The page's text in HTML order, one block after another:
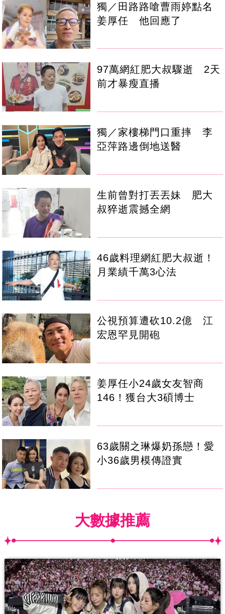
獨／田路路嗆曹雨婷點名
姜厚任 他回應了
97萬網紅肥大叔驟逝 2天
前才暴瘦直播
獨／家樓梯門口重摔 李
亞萍路邊倒地送醫
生前曾對打丟丟妹 肥大
叔猝逝震撼全網
46歲料理網紅肥大叔逝！
月業績千萬3心法
公視預算遭砍10.2億 江
宏恩罕見開砲
姜厚任小24歲女友智商
146！獲台大3碩博士
63歲關之琳爆奶孫戀！愛
小36歲男模傳證實
大數據推薦